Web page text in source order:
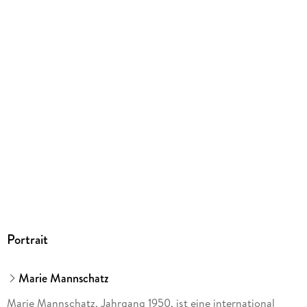
Portrait
Marie Mannschatz
Marie Mannschatz, Jahrgang 1950, ist eine international